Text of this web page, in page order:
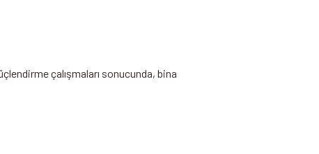
çalışmaları ⁤sonucunda, bina